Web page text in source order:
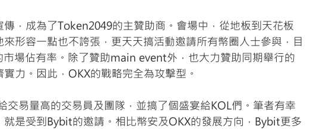
，成為了Token2049的主贊助商。會場中，從地板到天花板
形容一點也不誇張，更天天搞活動邀請所有幣圈人士參與，目
場佔有率。除了贊助main event外，也大力贊助同期舉行的
力。因此，OKX的戰略完全為攻擊型。
交易量高的交易員及團隊，並搞了個盛宴給KOL們。筆者有幸
就是受到Bybit的邀請。相比幣安及OKX的發展方向，Bybit更多